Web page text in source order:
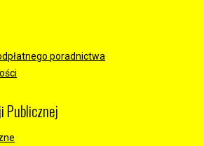
poradnictwa
Publicznej